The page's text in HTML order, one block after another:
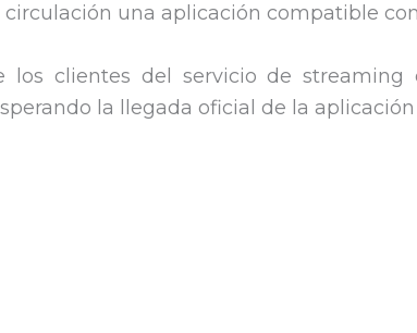
circulación una aplicación compatible
los clientes del servicio de streaming
la llegada oficial de la aplicación